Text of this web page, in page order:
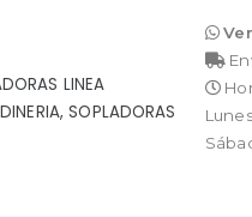
LINEA
,SOPLADORAS